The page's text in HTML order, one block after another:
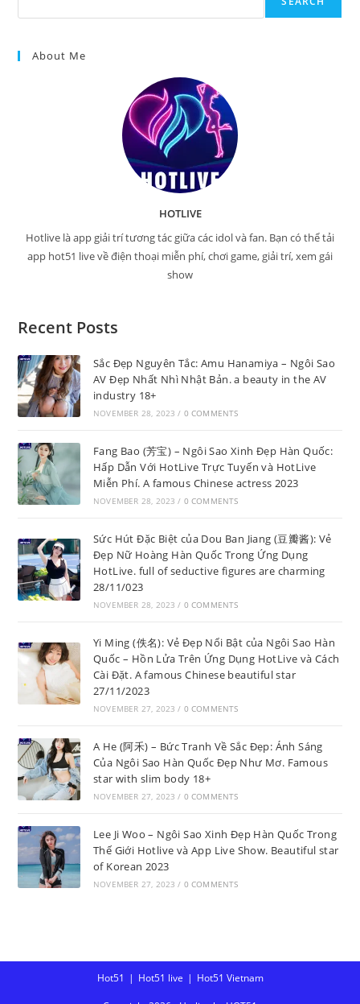
About Me
HOTLIVE
Hotlive là app giải trí tương tác giữa các idol và fan. Bạn có thể tải
app hot51 live về điện thoại miễn phí, chơi game, giải trí, xem gái
show
Recent Posts
Sắc Đẹp Nguyên Tắc: Amu Hanamiya – Ngôi Sao
AV Đẹp Nhất Nhì Nhật Bản. a beauty in the AV
industry 18+
NOVEMBER 28, 2023 / 0 COMMENTS
Fang Bao (芳宝) – Ngôi Sao Xinh Đẹp Hàn Quốc:
Hấp Dẫn Với HotLive Trực Tuyến và HotLive
Miễn Phí. A famous Chinese actress 2023
NOVEMBER 28, 2023 / 0 COMMENTS
Sức Hút Đặc Biệt của Dou Ban Jiang (豆瓣酱): Vẻ
Đẹp Nữ Hoàng Hàn Quốc Trong Ứng Dụng
HotLive. full of seductive figures are charming
28/11/023
NOVEMBER 28, 2023 / 0 COMMENTS
Yi Ming (佚名): Vẻ Đẹp Nổi Bật của Ngôi Sao Hàn
Quốc – Hồn Lửa Trên Ứng Dụng HotLive và Cách
Cài Đặt. A famous Chinese beautiful star
27/11/2023
NOVEMBER 27, 2023 / 0 COMMENTS
A He (阿禾) – Bức Tranh Về Sắc Đẹp: Ánh Sáng
Của Ngôi Sao Hàn Quốc Đẹp Như Mơ. Famous
star with slim body 18+
NOVEMBER 27, 2023 / 0 COMMENTS
Lee Ji Woo – Ngôi Sao Xinh Đẹp Hàn Quốc Trong
Thế Giới Hotlive và App Live Show. Beautiful star
of Korean 2023
NOVEMBER 27, 2023 / 0 COMMENTS
Hot51 Hot51 live Hot51 Vietnam